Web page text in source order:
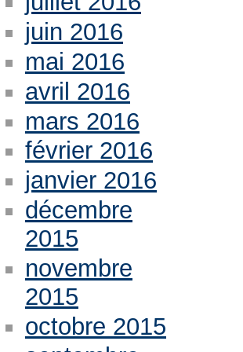
juin 2016
mai 2016
avril 2016
mars 2016
février 2016
janvier 2016
décembre
2015
novembre
2015
octobre 2015